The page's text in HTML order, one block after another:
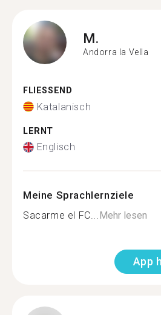
M.
Andorra la Vella
FLIESSEND
Katalanisch
LERNT
Englisch
Meine Sprachlernziele
Sacarme el FC...Mehr lesen
App